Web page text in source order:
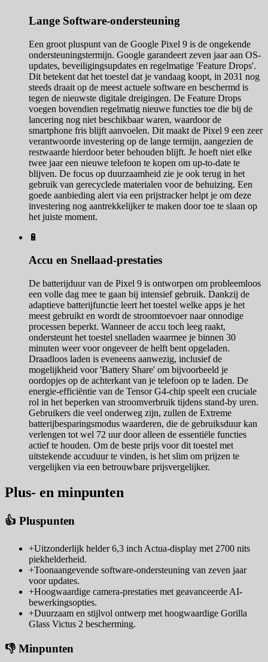
Lange Software-ondersteuning
Een groot pluspunt van de Google Pixel 9 is de ongekende
ondersteuningstermijn. Google garandeert zeven jaar aan OS-
updates, beveiligingsupdates en regelmatige 'Feature Drops'.
Dit betekent dat het toestel dat je vandaag koopt, in 2031 nog
steeds draait op de meest actuele software en beschermd is
tegen de nieuwste digitale dreigingen. De Feature Drops
voegen bovendien regelmatig nieuwe functies toe die bij de
lancering nog niet beschikbaar waren, waardoor de
smartphone fris blijft aanvoelen. Dit maakt de Pixel 9 een zeer
verantwoorde investering op de lange termijn, aangezien de
restwaarde hierdoor beter behouden blijft. Je hoeft niet elke
twee jaar een nieuwe telefoon te kopen om up-to-date te
blijven. De focus op duurzaamheid zie je ook terug in het
gebruik van gerecyclede materialen voor de behuizing. Een
goede aanbieding alert via een prijstracker helpt je om deze
investering nog aantrekkelijker te maken door toe te slaan op
het juiste moment.
🔋
Accu en Snellaad-prestaties
De batterijduur van de Pixel 9 is ontworpen om probleemloos
een volle dag mee te gaan bij intensief gebruik. Dankzij de
adaptieve batterijfunctie leert het toestel welke apps je het
meest gebruikt en wordt de stroomtoevoer naar onnodige
processen beperkt. Wanneer de accu toch leeg raakt,
ondersteunt het toestel snelladen waarmee je binnen 30
minuten weer voor ongeveer de helft bent opgeladen.
Draadloos laden is eveneens aanwezig, inclusief de
mogelijkheid voor 'Battery Share' om bijvoorbeeld je
oordopjes op de achterkant van je telefoon op te laden. De
energie-efficiëntie van de Tensor G4-chip speelt een cruciale
rol in het beperken van stroomverbruik tijdens stand-by uren.
Gebruikers die veel onderweg zijn, zullen de Extreme
batterijbesparingsmodus waarderen, die de gebruiksduur kan
verlengen tot wel 72 uur door alleen de essentiële functies
actief te houden. Om de beste prijs voor dit toestel met
uitstekende accuduur te vinden, is het slim om prijzen te
vergelijken via een betrouwbare prijsvergelijker.
Plus- en minpunten
👍 Pluspunten
+Uitzonderlijk helder 6,3 inch Actua-display met 2700 nits
piekhelderheid.
+Toonaangevende software-ondersteuning van zeven jaar
voor updates.
+Hoogwaardige camera-prestaties met geavanceerde AI-
bewerkingsopties.
+Duurzaam en stijlvol ontwerp met hoogwaardige Gorilla
Glass Victus 2 bescherming.
👎 Minpunten